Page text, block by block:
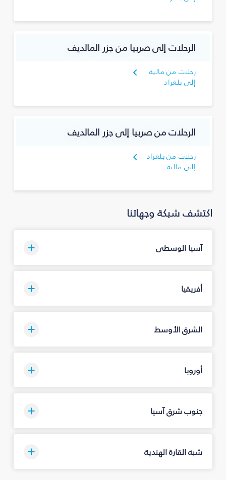
الرحلات إلى صربيا من جزر المالديف
رحلات من ماليه
إلى بلغراد
الرحلات من صربيا إلى جزر المالديف
رحلات من بلغراد
إلى ماليه
اكتشف شبكة وجهاتنا
آسيا الوسطى
أفريقيا
الشرق الأوسط
أوروبا
جنوب شرق آسيا
شبه القارة الهندية